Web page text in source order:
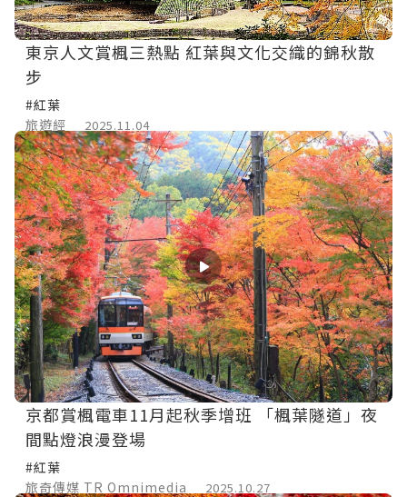
東京人文賞楓三熱點 紅葉與文化交織的錦秋散
步
#紅葉
旅遊經
2025.11.04
京都賞楓電車11月起秋季增班 「楓葉隧道」夜
間點燈浪漫登場
#紅葉
旅奇傳媒 TR Omnimedia
2025.10.27